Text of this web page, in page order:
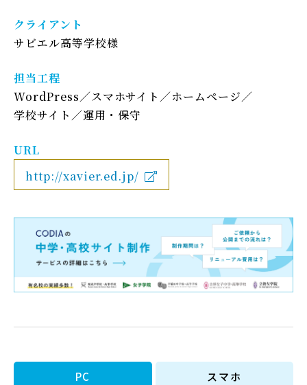
クライアント
サビエル高等学校様
担当工程
WordPress
スマホサイト
ホームページ
学校サイト
運用・保守
URL
http://xavier.ed.jp/
PC スマホ